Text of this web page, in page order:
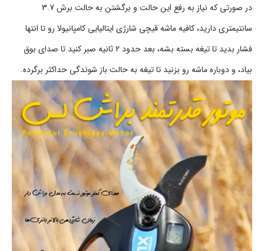
در صورتی که نیاز به رفع این حالت و برگشتن به حالت برش 3.7
سانتیمتری دارید، کافیه ماشه قیچی شارژی ایتالیایی کامپانیولا رو تا انتها
فشار بدید تا تیغه بسته بشه، بعد حدود 2 ثانیه صبر کنید تا صدای بوق
بیاد، و دوباره ماشه رو بزنید تا تیغه به حالت باز شوندگی حداکثر برگرده.